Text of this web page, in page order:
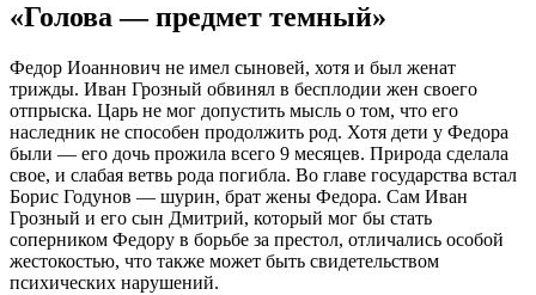
«Голова — предмет темный»
Федор Иоаннович не имел сыновей, хотя и был женат
трижды. Иван Грозный обвинял в бесплодии жен своего
отпрыска. Царь не мог допустить мысль о том, что его
наследник не способен продолжить род. Хотя дети у Федора
были — его дочь прожила всего 9 месяцев. Природа сделала
свое, и слабая ветвь рода погибла. Во главе государства встал
Борис Годунов — шурин, брат жены Федора. Сам Иван
Грозный и его сын Дмитрий, который мог бы стать
соперником Федору в борьбе за престол, отличались особой
жестокостью, что также может быть свидетельством
психических нарушений.